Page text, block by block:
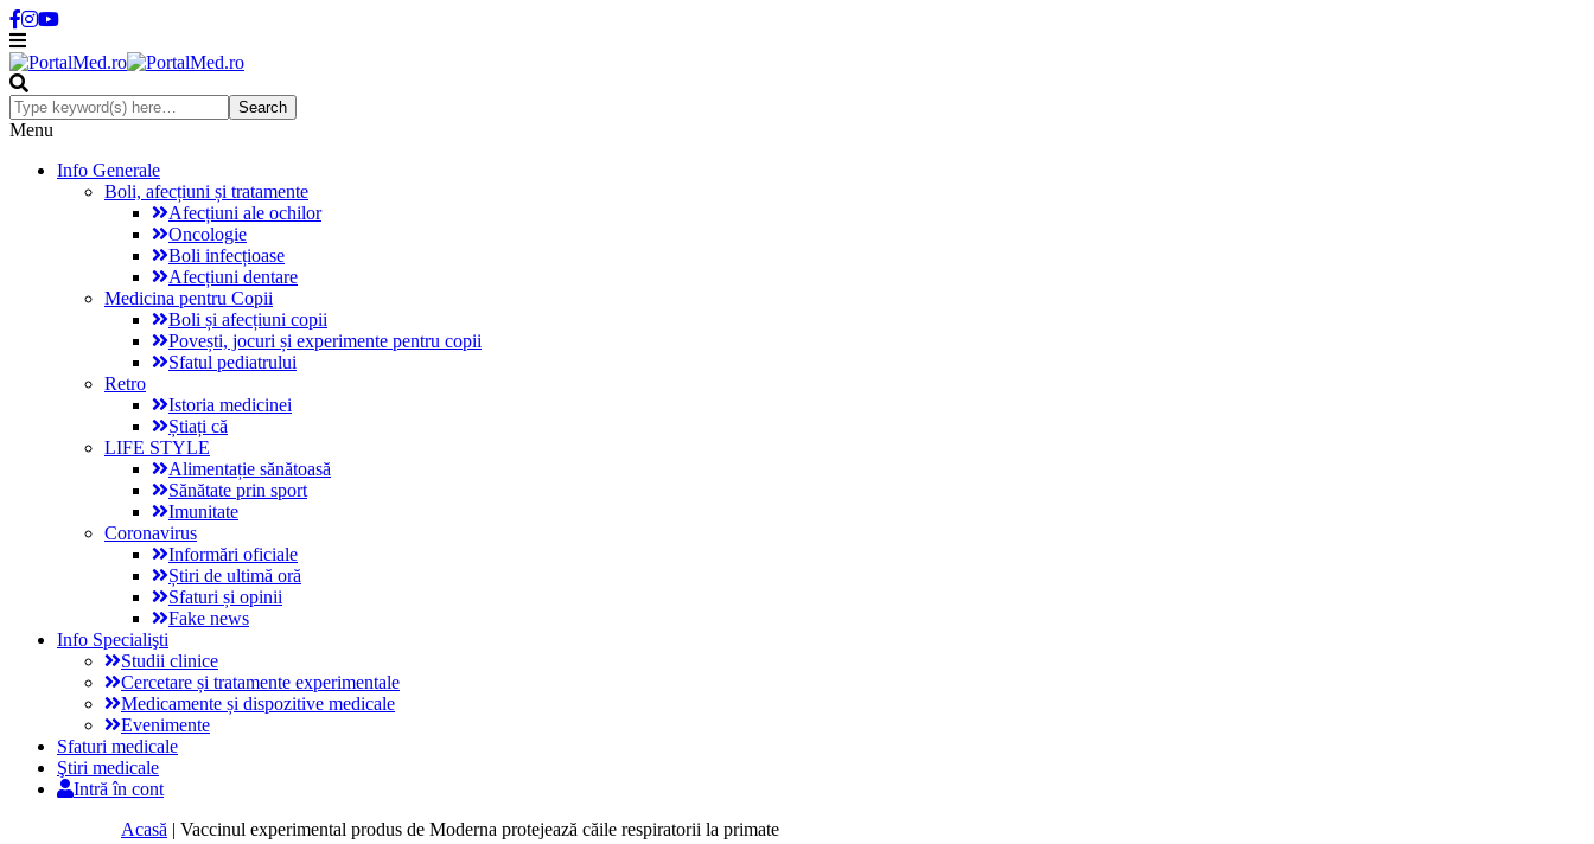
Menu
Info Generale
Boli, afecțiuni și tratamente
Afecțiuni ale ochilor
Oncologie
Boli infecțioase
Afecțiuni dentare
Medicina pentru Copii
Boli și afecțiuni copii
Povești, jocuri și experimente pentru copii
Sfatul pediatrului
Retro
Istoria medicinei
Știați că
LIFE STYLE
Alimentație sănătoasă
Sănătate prin sport
Imunitate
Coronavirus
Informări oficiale
Știri de ultimă oră
Sfaturi și opinii
Fake news
Info Specialişti
Studii clinice
Cercetare și tratamente experimentale
Medicamente și dispozitive medicale
Evenimente
Sfaturi medicale
Ştiri medicale
Intră în cont
Acasă | Vaccinul experimental produs de Moderna protejează căile respiratorii la primate